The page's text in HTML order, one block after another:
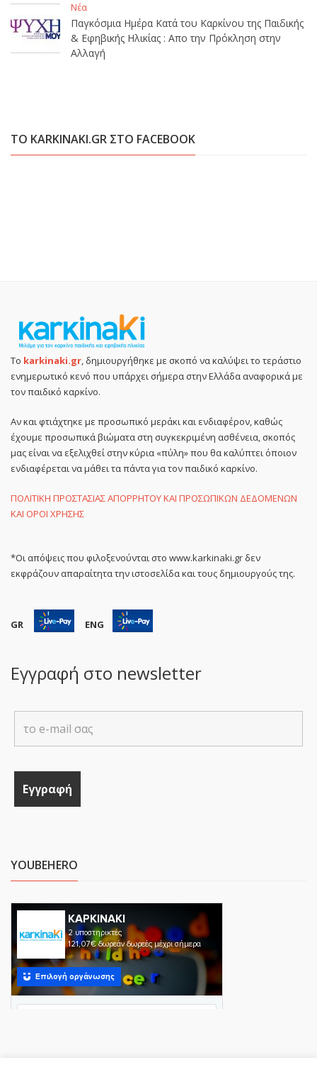
Νέα
Παγκόσμια Ημέρα Κατά του Καρκίνου της Παιδικής
& Εφηβικής Ηλικίας : Απο την Πρόκληση στην
Αλλαγή
ΤΟ KARKINAKI.GR ΣΤΟ FACEBOOK
Το karkinaki.gr, δημιουργήθηκε με σκοπό να καλύψει το τεράστιο
ενημερωτικό κενό που υπάρχει σήμερα στην Ελλάδα αναφορικά με
τον παιδικό καρκίνο.
Αν και φτιάχτηκε με προσωπικό μεράκι και ενδιαφέρον, καθώς
έχουμε προσωπικά βιώματα στη συγκεκριμένη ασθένεια, σκοπός
μας είναι να εξελιχθεί στην κύρια «πύλη» που θα καλύπτει όποιον
ενδιαφέρεται να μάθει τα πάντα για τον παιδικό καρκίνο.
ΠΟΛΙΤΙΚΗ ΠΡΟΣΤΑΣΙΑΣ ΑΠΟΡΡΗΤΟΥ ΚΑΙ ΠΡΟΣΩΠΙΚΩΝ ΔΕΔΟΜΕΝΩΝ
ΚΑΙ ΟΡΟΙ ΧΡΗΣΗΣ
*Οι απόψεις που φιλοξενούνται στο www.karkinaki.gr δεν
εκφράζουν απαραίτητα την ιστοσελίδα και τους δημιουργούς της.
GR ENG
Εγγραφή στο newsletter
YOUBEHERO